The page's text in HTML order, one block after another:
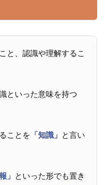
と、認識や理解するこ
といった意味を持つ
ことを 「知識」 と言い
」 といった形でも置き